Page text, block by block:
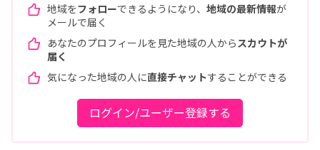
地域をフォローできるようになり、 地域の最新情報が
メールで届く
あなたのプロフィールを見た地域の人から スカウトが
届く
気になった地域の人に直接チャットすることができる
ログイン/ユーザー登録する